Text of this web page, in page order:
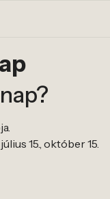
15., október 15.